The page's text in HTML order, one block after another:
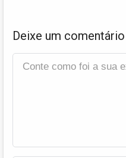
Deixe um comentário